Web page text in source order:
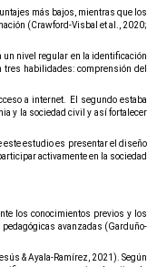
más bajos, mientras que los
(Crawford-Visbal et al., 2020;
un nivel regular en la identificación
habilidades: comprensión del
a internet. El segundo estaba
y la sociedad civil y así fortalecer
este estudio es presentar el diseño
activamente en la sociedad
los conocimientos previos y los
avanzadas (Garduño-
& Ayala-Ramírez, 2021). Según